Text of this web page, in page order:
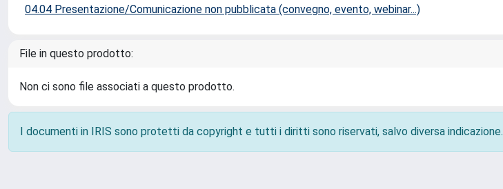
04.04 Presentazione/Comunicazione non pubblicata (convegno, evento, webinar...)
File in questo prodotto:
Non ci sono file associati a questo prodotto.
I documenti in IRIS sono protetti da copyright e tutti i diritti sono riservati, salvo diversa indicazione.